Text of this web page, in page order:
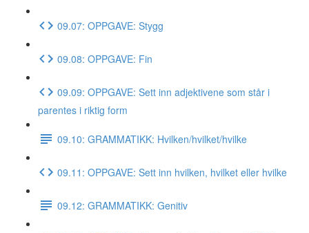
09.07: OPPGAVE: Stygg
09.08: OPPGAVE: Fin
09.09: OPPGAVE: Sett inn adjektivene som står i
parentes i riktig form
09.10: GRAMMATIKK: Hvilken/hvilket/hvilke
09.11: OPPGAVE: Sett inn hvilken, hvilket eller hvilke
09.12: GRAMMATIKK: Genitiv